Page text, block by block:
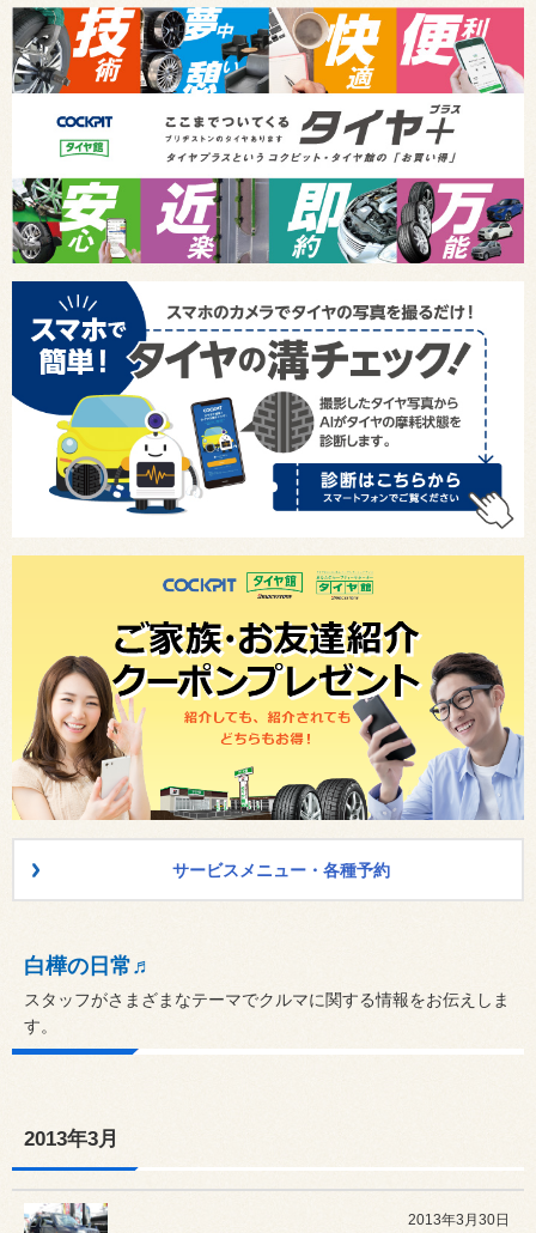
サービスメニュー・各種予約
白樺の日常♬
スタッフがさまざまなテーマでクルマに関する情報をお伝えしま
す。
2013年3月
2013年3月30日